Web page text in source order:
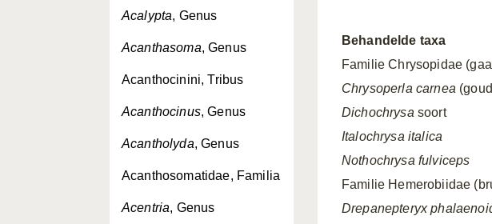
Acalypta, Genus
Acanthasoma, Genus
Acanthocinini, Tribus
Acanthocinus, Genus
Acantholyda, Genus
Acanthosomatidae, Familia
Acentria, Genus
Behandelde taxa
Familie Chrysopidae
Chrysoperla carnea
Dichochrysa soort
Italochrysa italica
Nothochrysa fulviceps
Familie Hemerobiidae
Drepanepteryx